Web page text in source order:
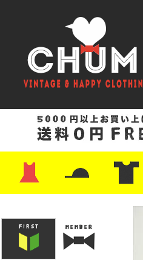
・レザーシューズ/スニーカー
・プリントT
・バンド/ツ
・キャラク
・Nike/
・チャンピ
・サーフ/ス
・ボーダー/
・フットボ
・タンクト